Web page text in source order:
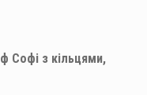
Софі з кільцями,